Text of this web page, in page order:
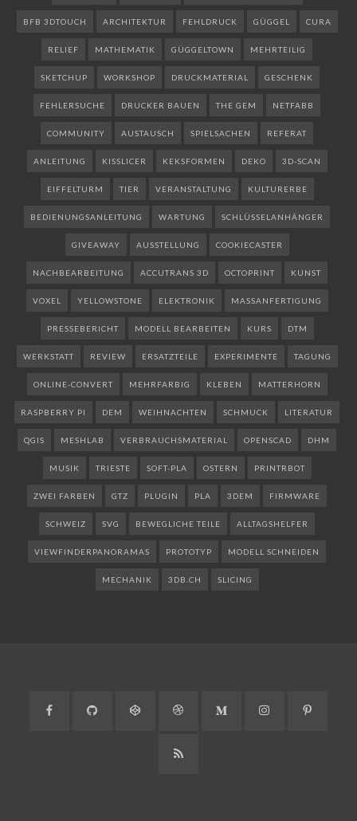
BFB 3DTOUCH ARCHITEKTUR FEHLDRUCK GÜGGEL CURA
RELIEF MATHEMATIK GÜGGELTOWN MEHRTEILIG
SKETCHUP WORKSHOP DRUCKMATERIAL GESCHENK
FEHLERSUCHE DRUCKER BAUEN THE GEM NETFABB
COMMUNITY AUSTAUSCH SPIELSACHEN REFERAT
ANLEITUNG KISSLICER KEKSFORMEN DEKO 3D-SCAN
EIFFELTURM TIER VERANSTALTUNG KULTURERBE
BEDIENUNGSANLEITUNG WARTUNG SCHLÜSSELANHÄNGER
GIVEAWAY AUSSTELLUNG COOKIECASTER
NACHBEARBEITUNG ACCUTRANS 3D OCTOPRINT KUNST
VOXEL YELLOWSTONE ELEKTRONIK MASSANFERTIGUNG
PRESSEBERICHT MODELL BEARBEITEN KURS DTM
WERKSTATT REVIEW ERSATZTEILE EXPERIMENTE TAGUNG
ONLINE-CONVERT MEHRFARBIG KLEBEN MATTERHORN
RASPBERRY PI DEM WEIHNACHTEN SCHMUCK LITERATUR
QGIS MESHLAB VERBRAUCHSMATERIAL OPENSCAD DHM
MUSIK TRIESTE SOFT-PLA OSTERN PRINTRBOT
ZWEI FARBEN GTZ PLUGIN PLA 3DEM FIRMWARE
SCHWEIZ SVG BEWEGLICHE TEILE ALLTAGSHELFER
VIEWFINDERPANORAMAS PROTOTYP MODELL SCHNEIDEN
MECHANIK 3DB.CH SLICING
Facebook GitHub CodePen DribbbleMedium Instagram
RSS